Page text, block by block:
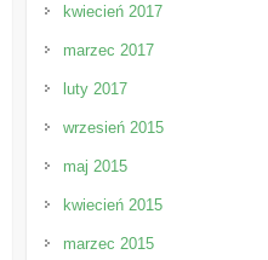
kwiecień 2017
marzec 2017
luty 2017
wrzesień 2015
maj 2015
kwiecień 2015
marzec 2015